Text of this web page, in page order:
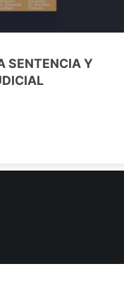
SENTENCIA Y